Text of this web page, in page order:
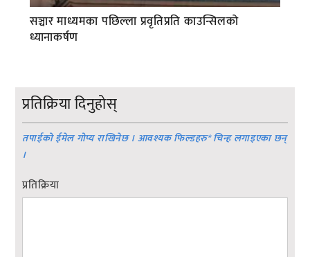
सञ्चार माध्यमका पछिल्ला प्रवृतिप्रति काउन्सिलको
ध्यानाकर्षण
प्रतिक्रिया दिनुहोस्
तपाईको ईमेल गोप्य राखिनेछ । आवश्यक फिल्डहरु*चिन्ह लगाइएका छन्
।
प्रतिक्रिया